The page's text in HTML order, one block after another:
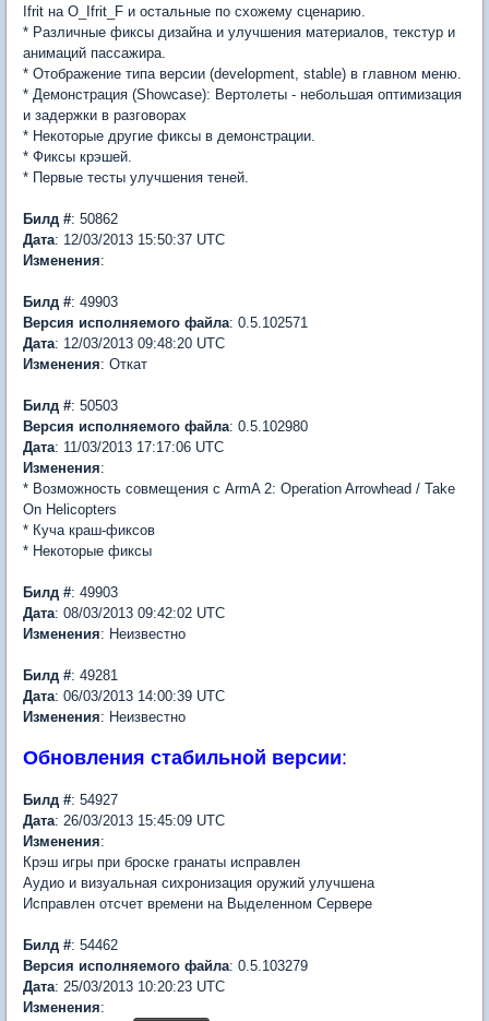
Ifrit на O_Ifrit_F и остальные по схожему сценарию.
* Различные фиксы дизайна и улучшения материалов, текстур и
анимаций пассажира.
* Отображение типа версии (development, stable) в главном меню.
* Демонстрация (Showcase): Вертолеты - небольшая оптимизация
и задержки в разговорах
* Некоторые другие фиксы в демонстрации.
* Фиксы крэшей.
* Первые тесты улучшения теней.
Билд #: 50862
Дата: 12/03/2013 15:50:37 UTC
Изменения:
Билд #: 49903
Версия исполняемого файла: 0.5.102571
Дата: 12/03/2013 09:48:20 UTC
Изменения: Откат
Билд #: 50503
Версия исполняемого файла: 0.5.102980
Дата: 11/03/2013 17:17:06 UTC
Изменения:
* Возможность совмещения с ArmA 2: Operation Arrowhead / Take
On Helicopters
* Куча краш-фиксов
* Некоторые фиксы
Билд #: 49903
Дата: 08/03/2013 09:42:02 UTC
Изменения: Неизвестно
Билд #: 49281
Дата: 06/03/2013 14:00:39 UTC
Изменения: Неизвестно
Обновления стабильной версии:
Билд #: 54927
Дата: 26/03/2013 15:45:09 UTC
Изменения:
Крэш игры при броске гранаты исправлен
Аудио и визуальная сихронизация оружий улучшена
Исправлен отсчет времени на Выделенном Сервере
Билд #: 54462
Версия исполняемого файла: 0.5.103279
Дата: 25/03/2013 10:20:23 UTC
Изменения: